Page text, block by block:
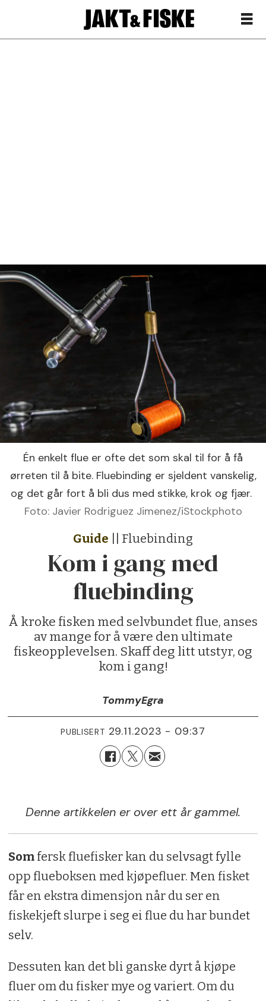
Én enkelt flue er ofte det som skal til for å få
ørreten til å bite. Fluebinding er sjeldent vanskelig,
og det går fort å bli dus med stikke, krok og fjær.
Foto: Javier Rodriguez Jimenez/iStockphoto
Guide || Fluebinding
Kom i gang med
fluebinding
Å kroke fisken med selvbundet flue, anses
av mange for å være den ultimate
fiskeopplevelsen. Skaff deg litt utstyr, og
kom i gang!
TommyEgra
PUBLISERT 29.11.2023 - 09:37
Denne artikkelen er over ett år gammel.
Somfersk fluefisker kan du selvsagt fylle
opp flueboksen med kjøpefluer. Men fisket
får en ekstra dimensjon når du ser en
fiskekjeft slurpe i seg ei flue du har bundet
selv.
Dessuten kan det bli ganske dyrt å kjøpe
fluer om du fisker mye og variert. Om du